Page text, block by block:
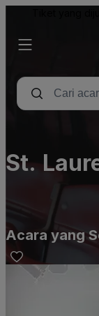
St.
Acara yang